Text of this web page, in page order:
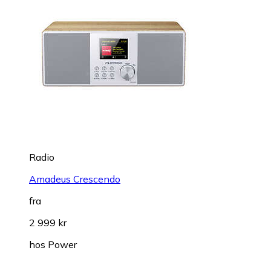
Radio
Amadeus Crescendo
fra
2 999 kr
hos Power